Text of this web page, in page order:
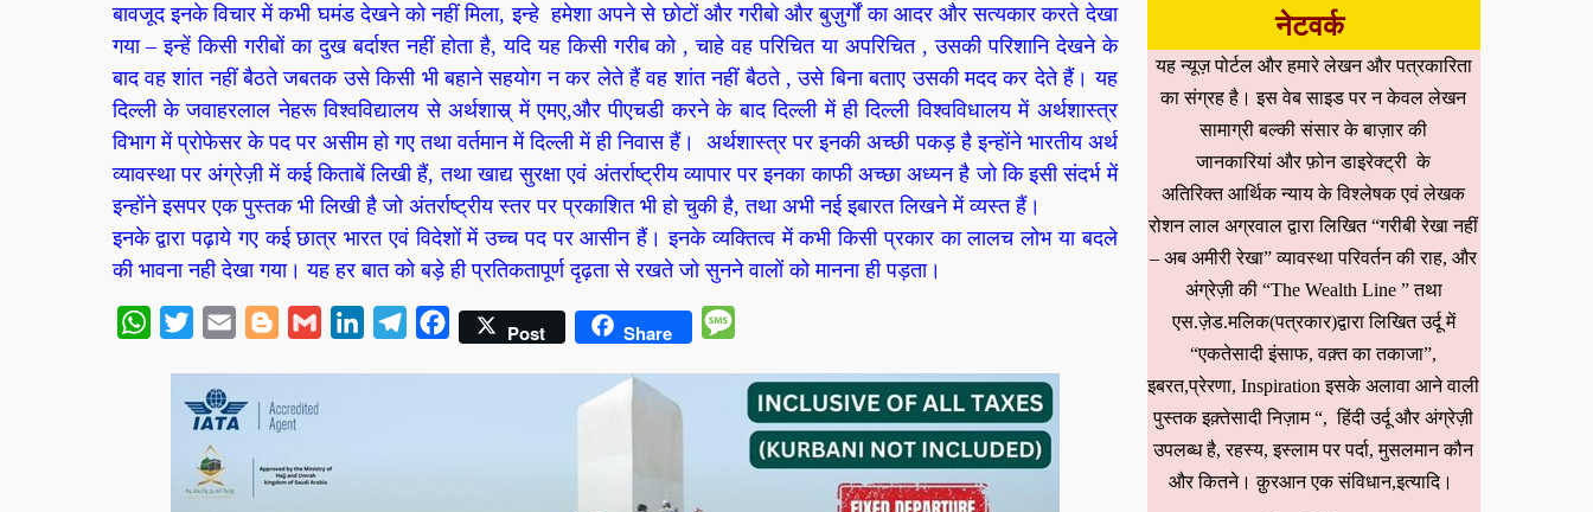
बावजूद इनके विचार में कभी घमंड देखने को नहीं मिला, इन्हे हमेशा अपने से छोटों और गरीबो और बुज़ुर्गों का आदर और सत्यकार करते देखा
गया – इन्हें किसी गरीबों का दुख बर्दाश्त नहीं होता है, यदि यह किसी गरीब को , चाहे वह परिचित या अपरिचित , उसकी परिशानि देखने के
बाद वह शांत नहीं बैठते जबतक उसे किसी भी बहाने सहयोग न कर लेते हैं वह शांत नहीं बैठते , उसे बिना बताए उसकी मदद कर देते हैं। यह
दिल्ली के जवाहरलाल नेहरू विश्वविद्यालय से अर्थशास्र् में एमए,और पीएचडी करने के बाद दिल्ली में ही दिल्ली विश्वविधालय में अर्थशास्त्र
विभाग में प्रोफेसर के पद पर असीम हो गए तथा वर्तमान में दिल्ली में ही निवास हैं। अर्थशास्त्र पर इनकी अच्छी पकड़ है इन्होंने भारतीय अर्थ
व्यावस्था पर अंग्रेज़ी में कई किताबें लिखी हैं, तथा खाद्य सुरक्षा एवं अंतर्राष्ट्रीय व्यापार पर इनका काफी अच्छा अध्यन है जो कि इसी संदर्भ में
इन्होंने इसपर एक पुस्तक भी लिखी है जो अंतर्राष्ट्रीय स्तर पर प्रकाशित भी हो चुकी है, तथा अभी नई इबारत लिखने में व्यस्त हैं।
इनके द्वारा पढ़ाये गए कई छात्र भारत एवं विदेशों में उच्च पद पर आसीन हैं। इनके व्यक्तित्व में कभी किसी प्रकार का लालच लोभ या बदले
की भावना नही देखा गया। यह हर बात को बड़े ही प्रतिकतापूर्ण दृढ़ता से रखते जो सुनने वालों को मानना ही पड़ता।
WhatsApp
Twitter Email BloggerGmail LinkedInTelegramFacebookPost Share
नेटवर्क
यह न्यूज़ पोर्टल और हमारे लेखन और पत्रकारिता
का संग्रह है। इस वेब साइड पर न केवल लेखन
सामाग्री बल्की संसार के बाज़ार की
जानकारियां और फ़ोन डाइरेक्ट्री के
अतिरिक्त आर्थिक न्याय के विश्लेषक एवं लेखक
रोशन लाल अग्रवाल द्वारा लिखित “गरीबी रेखा नहीं
– अब अमीरी रेखा” व्यावस्था परिवर्तन की राह, और
अंग्रेज़ी की “The Wealth Line ” तथा
एस.ज़ेड.मलिक(पत्रकार)द्वारा लिखित उर्दू में
“एकतेसादी इंसाफ, वक़्त का तकाजा”,
इबरत,प्रेरणा, Inspiration इसके अलावा आने वाली
पुस्तक इक़्तेसादी निज़ाम “, हिंदी उर्दू और अंग्रेज़ी
उपलब्ध है, रहस्य, इस्लाम पर पर्दा, मुसलमान कौन
और कितने। क़ुरआन एक संविधान,इत्यादि।